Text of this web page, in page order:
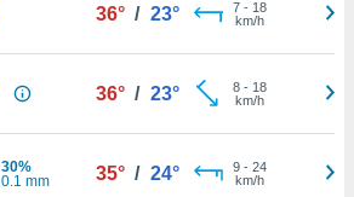
36° / 23° 7- 18
km/h
36° / 23° 8- 18
km/h
30%
0.1 mm
35° / 24° 9- 24
km/h